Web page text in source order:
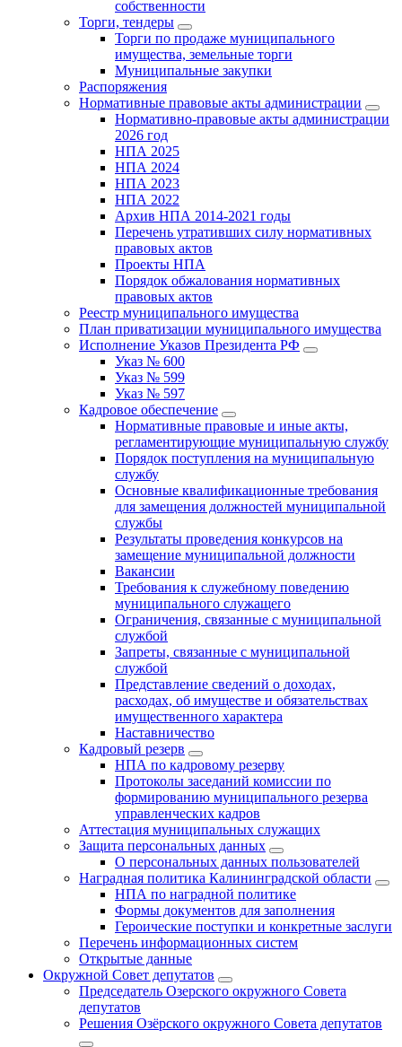
собственности
Торги, тендеры
Торги по продаже муниципального
имущества, земельные торги
Муниципальные закупки
Распоряжения
Нормативные правовые акты администрации
Нормативно-правовые акты администрации
2026 год
НПА 2025
НПА 2024
НПА 2023
НПА 2022
Архив НПА 2014-2021 годы
Перечень утративших силу нормативных
правовых актов
Проекты НПА
Порядок обжалования нормативных
правовых актов
Реестр муниципального имущества
План приватизации муниципального имущества
Исполнение Указов Президента РФ
Указ № 600
Указ № 599
Указ № 597
Кадровое обеспечение
Нормативные правовые и иные акты,
регламентирующие муниципальную службу
Порядок поступления на муниципальную
службу
Основные квалификационные требования
для замещения должностей муниципальной
службы
Результаты проведения конкурсов на
замещение муниципальной должности
Вакансии
Требования к служебному поведению
муниципального служащего
Ограничения, связанные с муниципальной
службой
Запреты, связанные с муниципальной
службой
Представление сведений о доходах,
расходах, об имуществе и обязательствах
имущественного характера
Наставничество
Кадровый резерв
НПА по кадровому резерву
Протоколы заседаний комиссии по
формированию муниципального резерва
управленческих кадров
Аттестация муниципальных служащих
Защита персональных данных
О персональных данных пользователей
Наградная политика Калининградской области
НПА по наградной политике
Формы документов для заполнения
Героические поступки и конкретные заслуги
Перечень информационных систем
Открытые данные
Окружной Совет депутатов
Председатель Озерского окружного Совета
депутатов
Решения Озёрского окружного Совета депутатов